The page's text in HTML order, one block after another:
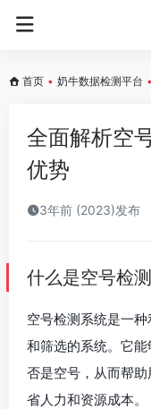
首页 • 奶牛数据检测平台 •
全面解析空
优势
3年前 (2023)发布
什么是空号检
空号检测系统是一
和筛选的系统。它
否是空号，从而帮
省人力和资源成本。